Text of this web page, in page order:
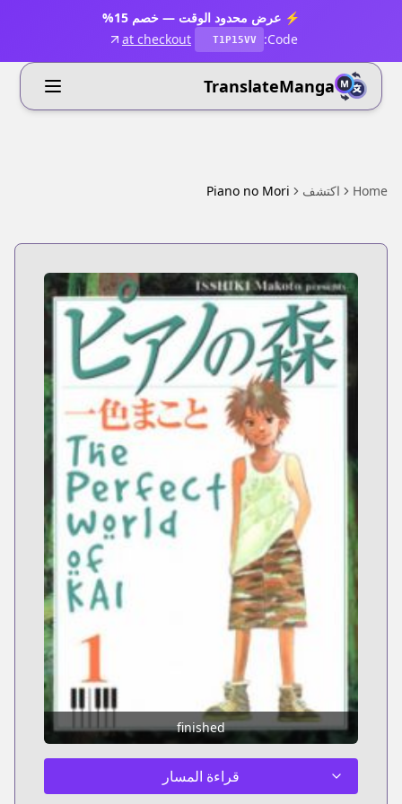
⚡ عرض محدود الوقت — خصم 15%
Code:
T1P15VV
at checkout
TranslateManga
Home اكتشف Piano no Mori
finished
قراءة المسار